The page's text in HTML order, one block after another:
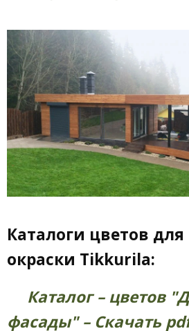
Каталоги цветов
окраски Tikkurila:
Каталог – цветов
фасады" – Скачать